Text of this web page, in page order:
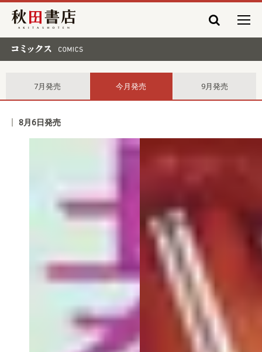
秋田書店
7月発売 今月発売 9月発売
8月6日発売